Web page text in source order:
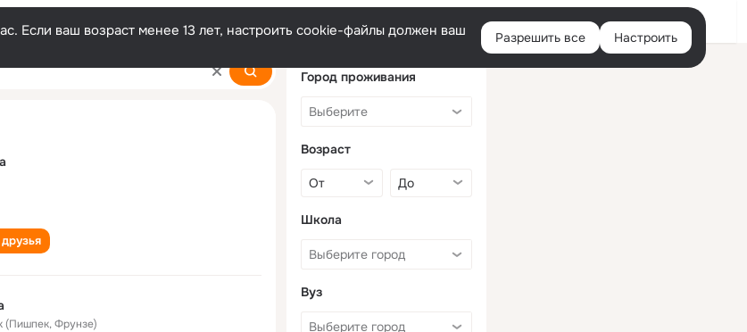
Войти
Если ваш возраст менее 13 лет, настроить cookie-файлы должен ваш
Разрешить все Настроить
(Пишпек, Фрунзе)
Город проживания
Возраст
Школа
Вуз